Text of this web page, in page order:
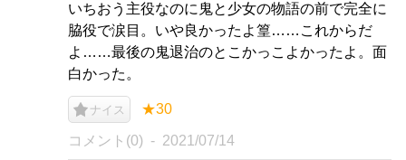
いちおう主役なのに鬼と少女の物語の前で完全に
脇役で涙目。いや良かったよ篁……これからだ
よ……最後の鬼退治のとこかっこよかったよ。面
白かった。
ナイス ★30
コメント(0) 2021/07/14